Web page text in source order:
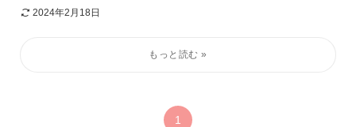
2024年2月18日
1